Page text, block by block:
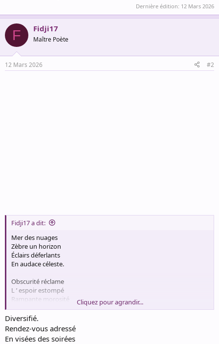
Dernière édition: 12 Mars 2026
F Fidji17
Maître Poète
12 Mars 2026 #2
Fidji17 a dit:
Mer des nuages
Zèbre un horizon
Éclairs déferlants
En audace céleste.
Obscurité réclame
L ’ espoir estompé
Rampante morosité
Cliquez pour agrandir...
Diversifié.
Rendez-vous adressé
En visées des soirées